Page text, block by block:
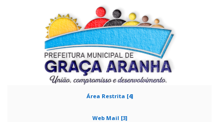
Área Restrita [4]
Web Mail [3]